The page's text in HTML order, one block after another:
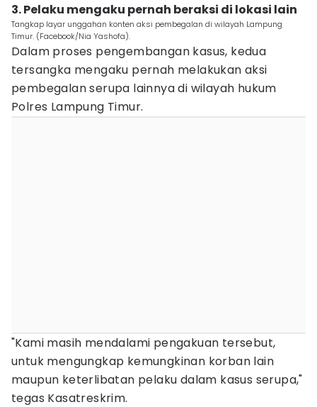
3. Pelaku mengaku pernah beraksi di lokasi lain
Tangkap layar unggahan konten aksi pembegalan di wilayah Lampung
Timur. (Facebook/Nia Yashofa).
Dalam proses pengembangan kasus, kedua
tersangka mengaku pernah melakukan aksi
pembegalan serupa lainnya di wilayah hukum
Polres Lampung Timur.
"Kami masih mendalami pengakuan tersebut,
untuk mengungkap kemungkinan korban lain
maupun keterlibatan pelaku dalam kasus serupa,"
tegas Kasatreskrim.